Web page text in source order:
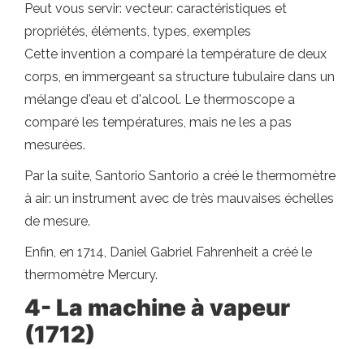
Peut vous servir: vecteur: caractéristiques et
propriétés, éléments, types, exemples
Cette invention a comparé la température de deux
corps, en immergeant sa structure tubulaire dans un
mélange d'eau et d'alcool. Le thermoscope a
comparé les températures, mais ne les a pas
mesurées.
Par la suite, Santorio Santorio a créé le thermomètre
à air: un instrument avec de très mauvaises échelles
de mesure.
Enfin, en 1714, Daniel Gabriel Fahrenheit a créé le
thermomètre Mercury.
4- La machine à vapeur
(1712)